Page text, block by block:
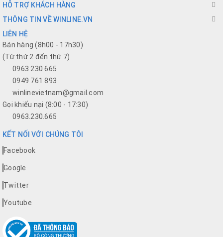
HỖ TRỢ KHÁCH HÀNG
THÔNG TIN VỀ WINLINE.VN
LIÊN HỆ
Bán hàng (8h00 - 17h30)
(Từ thứ 2 đến thứ 7)
0963 230 665
0949 761 893
winlinevietnam@gmail.com
Gọi khiếu nại (8:00 - 17:30)
0963.230.665
KẾT NỐI VỚI CHÚNG TÔI
Facebook
Google
Twitter
Youtube